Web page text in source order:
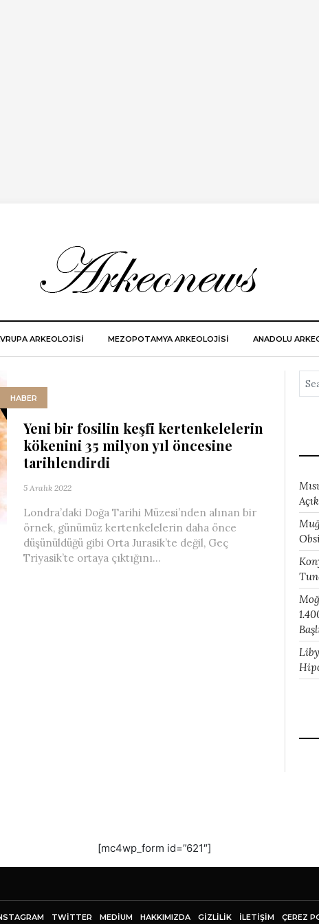
ARKEOLOJISI MEZOPOTAMYA ARKEOLOJISI ANADOLU
HABER
Yeni bir fosilin keşfi kertenkelelerin
kökenini 35 milyon yıl öncesine
tarihlendirdi
5 Aralık 2022
Londra’daki Doğa Tarihi Müzesi’nden alınan bir
örnek, günümüz kertenkelelerin daha önce
düşünüldüğü gibi Orta Jurasik’te değil, Geç
Triyasik’te ortaya çıktığını...
[mc4wp_form id=”621″]
TWITTER MEDIUM HAKKIMIZDA GİZLİLİK İLETIŞIM ÇEREZ